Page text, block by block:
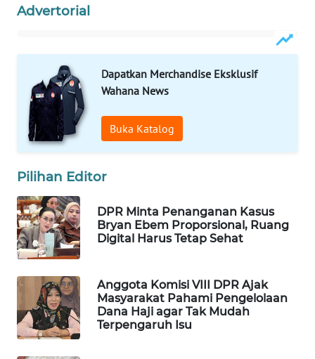
Advertorial
Dapatkan Merchandise Eksklusif
Wahana News
Buka Katalog
Pilihan Editor
DPR Minta Penanganan Kasus
Bryan Ebem Proporsional, Ruang
Digital Harus Tetap Sehat
Anggota Komisi VIII DPR Ajak
Masyarakat Pahami Pengelolaan
Dana Haji agar Tak Mudah
Terpengaruh Isu
BORNEO
WAHANA
NEWS
TANI
WAHANA
ADVOKAT
WAHANA
INFRASTRUKTUR
WAHANA
KONSUMEN